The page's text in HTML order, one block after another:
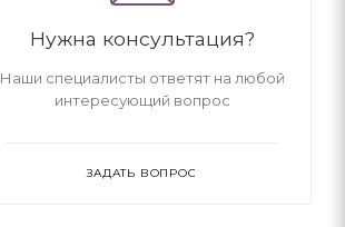
Нужна консультация?
Наши специалисты ответят на любой
интересующий вопрос
ЗАДАТЬ ВОПРОС